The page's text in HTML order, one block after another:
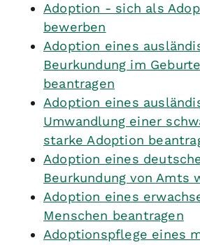
Adoption - sich als
bewerben
Adoption eines
Beurkundung im
beantragen
Adoption eines
Umwandlung einer
starke Adoption
Adoption eines
Beurkundung von Amts
Adoption eines
Menschen beantragen
Adoptionspflege eines